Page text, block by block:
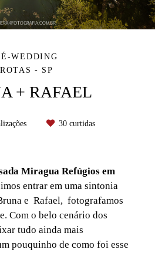
WEDDING
- SP
+ RAFAEL
30 curtidas
Miragua Refúgios em
entrar em uma sintonia
e Rafael, fotografamos
Com o belo cenário dos
tudo ainda mais
pouquinho de como foi esse